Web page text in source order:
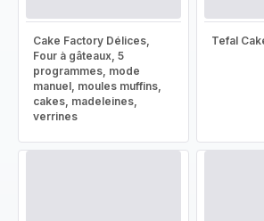
Cake Factory Délices,
Four à gâteaux, 5
programmes, mode
manuel, moules muffins,
cakes, madeleines,
verrines
Tefal